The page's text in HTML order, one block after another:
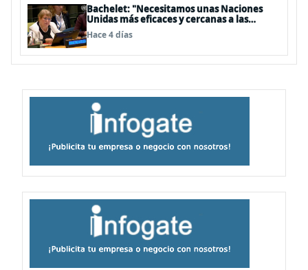
Bachelet: "Necesitamos unas Naciones
Unidas más eficaces y cercanas a las
personas"
Hace 4 días